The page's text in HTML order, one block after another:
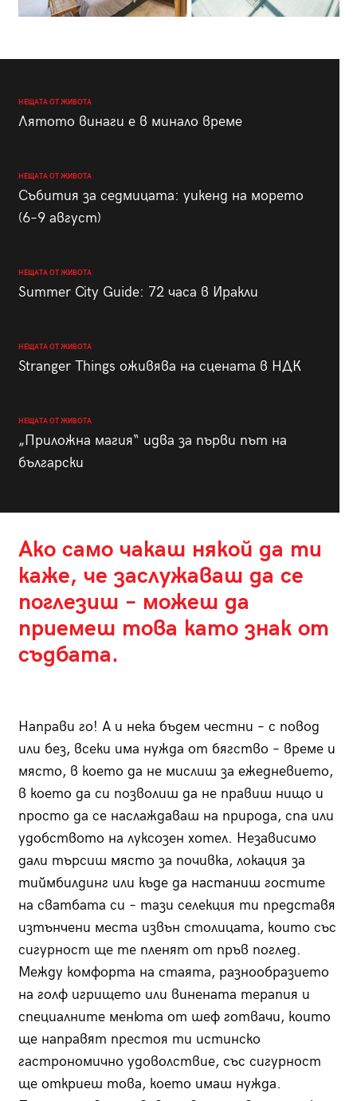
НЕЩАТА ОТ ЖИВОТА
Лятото винаги е в минало време
НЕЩАТА ОТ ЖИВОТА
Събития за седмицата: уикенд на морето
(6–9 август)
НЕЩАТА ОТ ЖИВОТА
Summer City Guide: 72 часа в Иракли
НЕЩАТА ОТ ЖИВОТА
Stranger Things оживява на сцената в НДК
НЕЩАТА ОТ ЖИВОТА
„Приложна магия“ идва за първи път на
български
Ако само чакаш някой да ти
каже, че заслужаваш да се
поглезиш – можеш да
приемеш това като знак от
съдбата.
Направи го! А и нека бъдем честни – с повод
или без, всеки има нужда от бягство – време и
място, в което да не мислиш за ежедневието,
в което да си позволиш да не правиш нищо и
просто да се наслаждаваш на природа, спа или
удобството на луксозен хотел. Независимо
дали търсиш място за почивка, локация за
тиймбилдинг или къде да настаниш гостите
на сватбата си – тази селекция ти представя
изтънчени места извън столицата, които със
сигурност ще те пленят от пръв поглед.
Между комфорта на стаята, разнообразието
на голф игрището или винената терапия и
специалните менюта от шеф готвачи, които
ще направят престоя ти истинско
гастрономично удоволствие, със сигурност
ще откриеш това, което имаш нужда.